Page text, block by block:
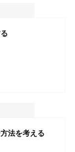
法を考える